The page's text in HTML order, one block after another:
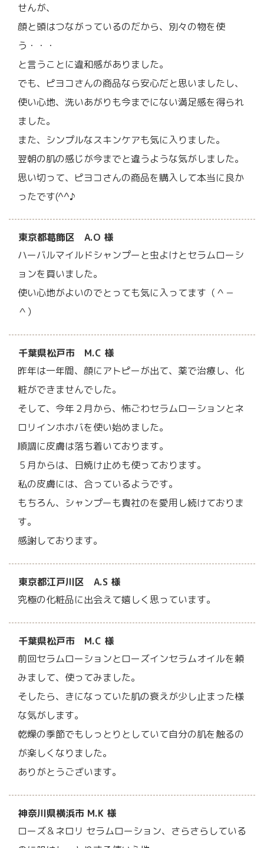
せんが、
顔と頭はつながっているのだから、別々の物を使
う・・・
と言うことに違和感がありました。
でも、ピヨコさんの商品なら安心だと思いましたし、
使い心地、洗いあがりも今までにない満足感を得られ
ました。
また、シンプルなスキンケアも気に入りました。
翌朝の肌の感じが今までと違うような気がしました。
思い切って、ピヨコさんの商品を購入して本当に良か
ったです(^^♪
東京都葛飾区 A.O 様
ハーバルマイルドシャンプーと虫よけとセラムローシ
ョンを買いました。
使い心地がよいのでとっても気に入ってます（＾－
＾）
千葉県松戸市 M.C 様
昨年は一年間、顔にアトピーが出て、薬で治療し、化
粧ができませんでした。
そして、今年２月から、怖ごわセラムローションとネ
ロリインホホバを使い始めました。
順調に皮膚は落ち着いております。
５月からは、日焼け止めも使っております。
私の皮膚には、合っているようです。
もちろん、シャンプーも貴社のを愛用し続けておりま
す。
感謝しております。
東京都江戸川区 A.S 様
究極の化粧品に出会えて嬉しく思っています。
千葉県松戸市 M.C 様
前回セラムローションとローズインセラムオイルを頼
みまして、使ってみました。
そしたら、きになっていた肌の衰えが少し止まった様
な気がします。
乾燥の季節でもしっとりとしていて自分の肌を触るの
が楽しくなりました。
ありがとうございます。
神奈川県横浜市 M.K 様
ローズ＆ネロリ セラムローション、さらさらしている